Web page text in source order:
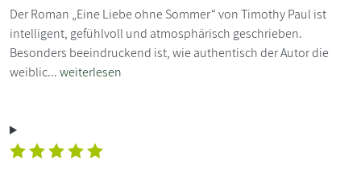
Der Roman „Eine Liebe ohne Sommer“ von Timothy Paul ist
intelligent, gefühlvoll und atmosphärisch geschrieben.
Besonders beeindruckend ist, wie authentisch der Autor die
weiblic...weiterlesen